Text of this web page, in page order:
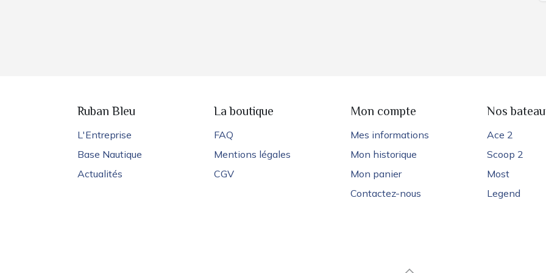
Ruban Bleu
L'Entreprise
Base Nautique
Actualités
La boutique
FAQ
Mentions légales
CGV
Mon compte
Mes informations
Mon historique
Mon panier
Contactez-nous
Nos
Ace 2
Scoop 2
Most
Legend